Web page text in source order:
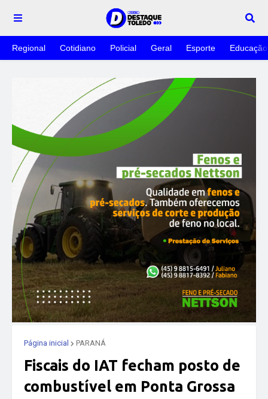
Regional Cotidiano Policial Geral Esporte Educação
Página inicial PARANÁ
Fiscais do IAT fecham posto de
combustível em Ponta Grossa